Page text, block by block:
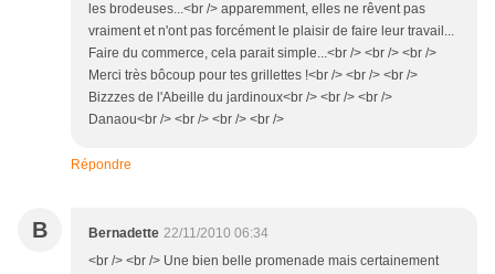
les brodeuses...<br /> apparemment, elles ne rêvent pas
vraiment et n'ont pas forcément le plaisir de faire leur travail...
Faire du commerce, cela parait simple...<br /> <br /> <br />
Merci très bôcoup pour tes grillettes !<br /> <br /> <br />
Bizzzes de l'Abeille du jardinoux<br /> <br /> <br />
Danaou<br /> <br /> <br /> <br />
Répondre
B Bernadette 22/11/2010 06:34
<br /> <br /> Une bien belle promenade mais certainement